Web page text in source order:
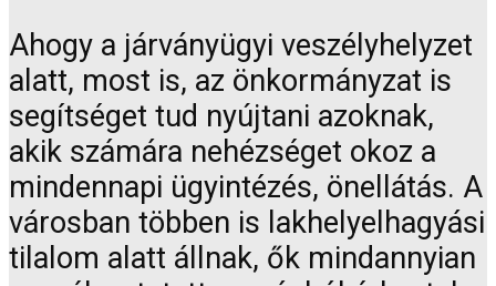
Ahogy a járványügyi veszélyhelyzet
alatt, most is, az önkormányzat is
segítséget tud nyújtani azoknak,
akik számára nehézséget okoz a
mindennapi ügyintézés, önellátás. A
városban többen is lakhelyelhagyási
tilalom alatt állnak, ők mindannyian